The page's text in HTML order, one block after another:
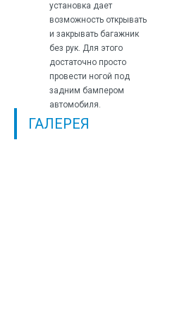
установка дает
возможность открывать
и закрывать багажник
без рук. Для этого
достаточно просто
провести ногой под
задним бампером
автомобиля.
ГАЛЕРЕЯ